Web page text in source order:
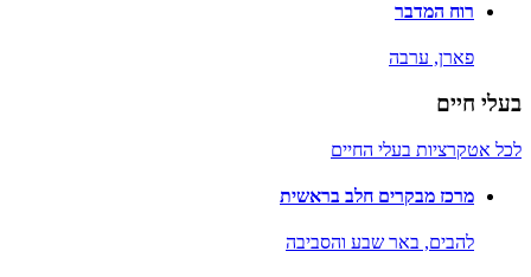
רוח המדבר
פארן, ערבה
בעלי חיים
לכל אטקרציות בעלי החיים
מרכז מבקרים חלב בראשית
להבים, באר שבע והסביבה